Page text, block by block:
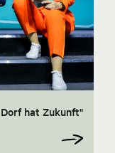
hat Zukunft"